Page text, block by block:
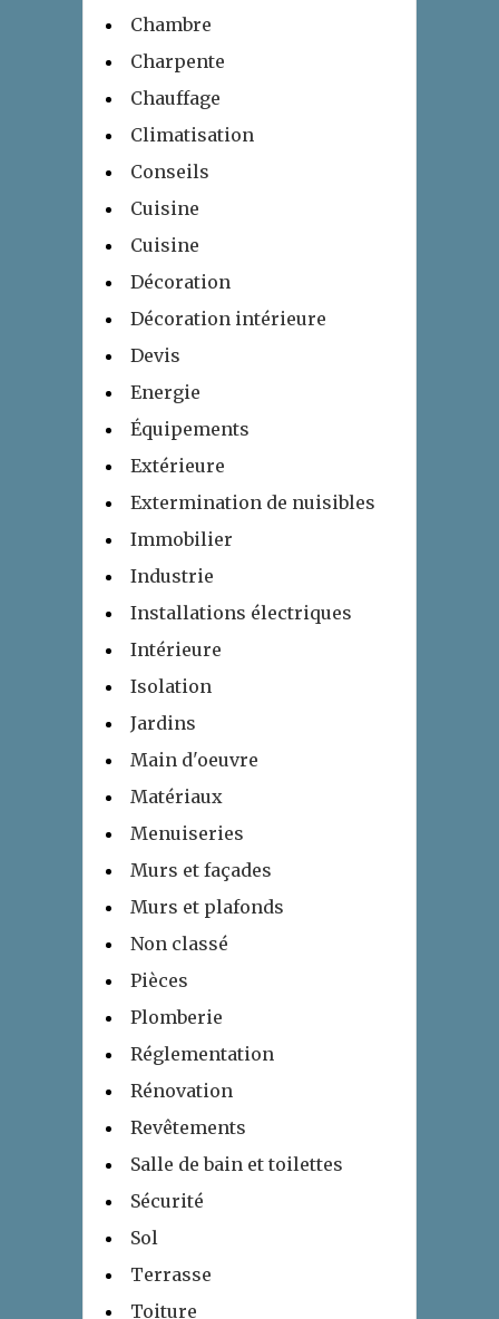
Chambre
Charpente
Chauffage
Climatisation
Conseils
Cuisine
Cuisine
Décoration
Décoration intérieure
Devis
Energie
Équipements
Extérieure
Extermination de nuisibles
Immobilier
Industrie
Installations électriques
Intérieure
Isolation
Jardins
Main d'oeuvre
Matériaux
Menuiseries
Murs et façades
Murs et plafonds
Non classé
Pièces
Plomberie
Réglementation
Rénovation
Revêtements
Salle de bain et toilettes
Sécurité
Sol
Terrasse
Toiture